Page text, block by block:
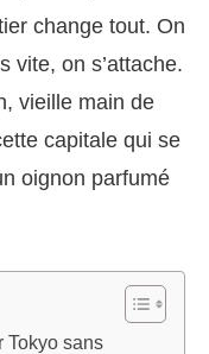
change tout. On
vite, on s’attache.
vieille main de
capitale qui se
oignon parfumé
Tokyo sans